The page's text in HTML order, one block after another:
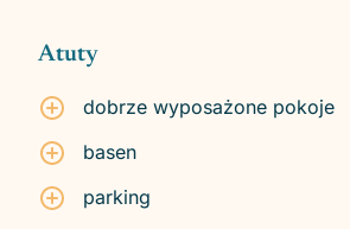
Atuty
dobrze wyposażone pokoje
basen
parking